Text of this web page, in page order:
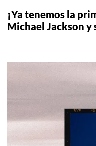
¡Ya tenemos la
Michael Jackson y